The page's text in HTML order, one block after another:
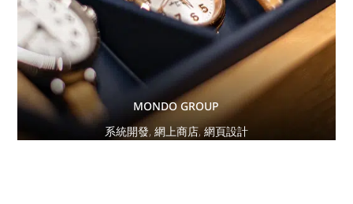
MONDO GROUP
系統開發, 網上商店,網頁設計